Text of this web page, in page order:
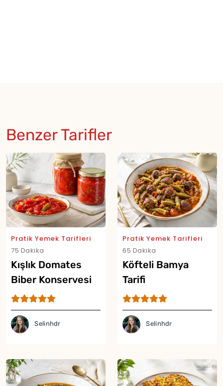
Benzer Tarifler
Pratik Yemek Tarifleri
75 Dakika
Kışlık Domates
Biber Konservesi
Tarifi
Selinhdr
Pratik Yemek Tarifleri
65 Dakika
Köfteli Bamya
Tarifi
Selinhdr